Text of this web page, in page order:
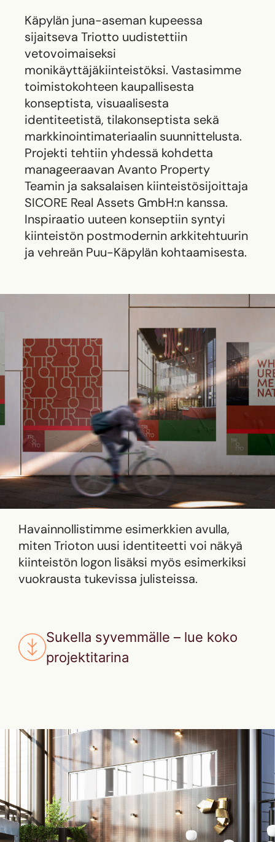
Käpylän juna-aseman kupeessa
sijaitseva Triotto uudistettiin
vetovoimaiseksi
monikäyttäjäkiinteistöksi. Vastasimme
toimistokohteen kaupallisesta
konseptista, visuaalisesta
identiteetistä, tilakonseptista sekä
markkinointimateriaalin suunnittelusta.
Projekti tehtiin yhdessä kohdetta
manageeraavan Avanto Property
Teamin ja saksalaisen kiinteistösijoittaja
SICORE Real Assets GmbH:n kanssa.
Inspiraatio uuteen konseptiin syntyi
kiinteistön postmodernin arkkitehtuurin
ja vehreän Puu-Käpylän kohtaamisesta.
Havainnollistimme esimerkkien avulla,
miten Trioton uusi identiteetti voi näkyä
kiinteistön logon lisäksi myös esimerkiksi
vuokrausta tukevissa julisteissa.
Sukella syvemmälle – lue koko
projektitarina